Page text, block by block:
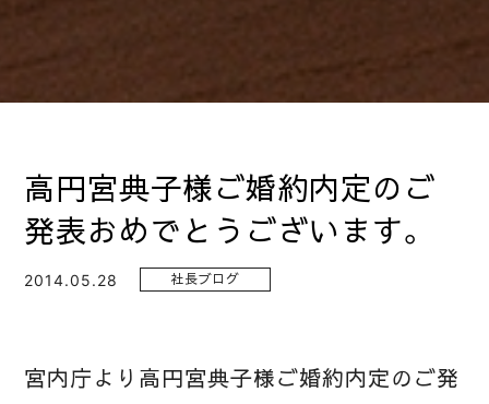
高円宮典子様ご婚約内定のご
発表おめでとうございます。
2014.05.28 社長ブログ
宮内庁より高円宮典子様ご婚約内定のご発